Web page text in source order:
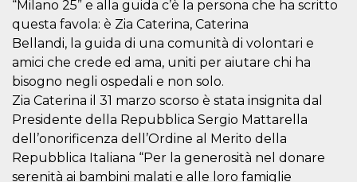
“Milano 25” e alla guida c’è la persona che ha scritto
questa favola: è Zia Caterina, Caterina
Bellandi, la guida di una comunità di volontari e
amici che crede ed ama, uniti per aiutare chi ha
bisogno negli ospedali e non solo.
Zia Caterina il 31 marzo scorso è stata insignita dal
Presidente della Repubblica Sergio Mattarella
dell’onorificenza dell’Ordine al Merito della
Repubblica Italiana “Per la generosità nel donare
serenità ai bambini malati e alle loro famiglie
sessione utente.
generato in
modo casuale, il
modo in cui
specifico per il
buon esempio è
mantenere uno
stato di accesso
per un utente
tra le pagine.